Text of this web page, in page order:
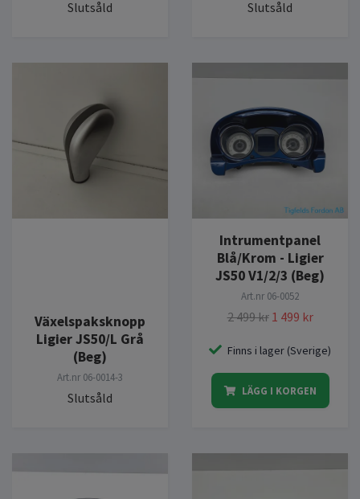
Slutsåld Slutsåld
Växelspaksknopp
Ligier JS50/L Grå
(Beg)
Art.nr 06-0014-3
Slutsåld
Intrumentpanel
Blå/Krom - Ligier
JS50 V1/2/3 (Beg)
Art.nr 06-0052
2 499 kr 1 499 kr
Finns i lager (Sverige)
LÄGG I KORGEN